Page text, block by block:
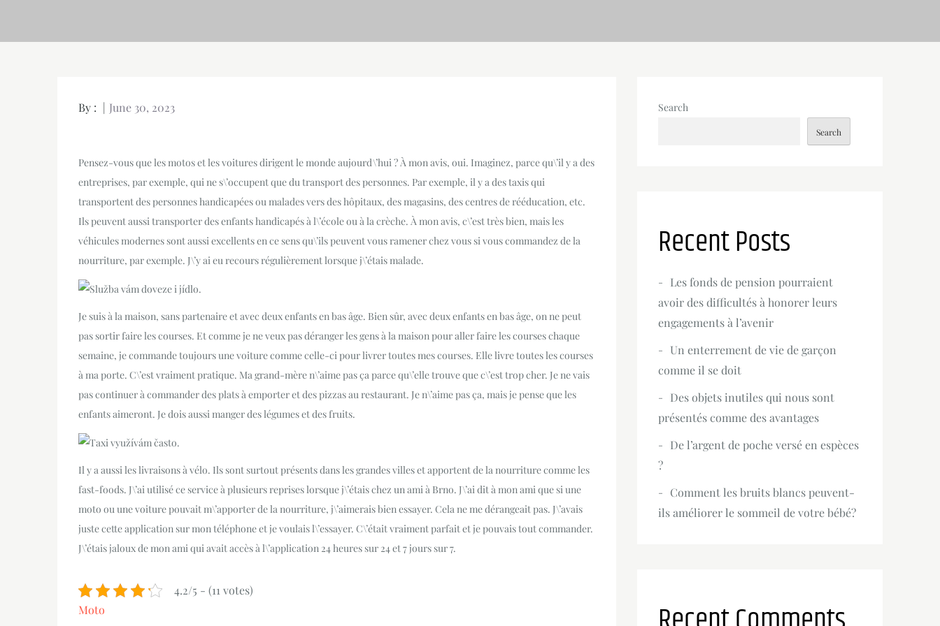
By : June 30, 2023
Pensez-vous que les motos et les voitures dirigent le monde aujourd\’hui ? À mon avis, oui. Imaginez, parce qu\’il y a des
entreprises, par exemple, qui ne s\’occupent que du transport des personnes. Par exemple, il y a des taxis qui
transportent des personnes handicapées ou malades vers des hôpitaux, des magasins, des centres de rééducation, etc.
Ils peuvent aussi transporter des enfants handicapés à l\’école ou à la crèche. À mon avis, c\’est très bien, mais les
véhicules modernes sont aussi excellents en ce sens qu\’ils peuvent vous ramener chez vous si vous commandez de la
nourriture, par exemple. J\’y ai eu recours régulièrement lorsque j\’étais malade.
Je suis à la maison, sans partenaire et avec deux enfants en bas âge. Bien sûr, avec deux enfants en bas âge, on ne peut
pas sortir faire les courses. Et comme je ne veux pas déranger les gens à la maison pour aller faire les courses chaque
semaine, je commande toujours une voiture comme celle-ci pour livrer toutes mes courses. Elle livre toutes les courses
à ma porte. C\’est vraiment pratique. Ma grand-mère n\’aime pas ça parce qu\’elle trouve que c\’est trop cher. Je ne vais
pas continuer à commander des plats à emporter et des pizzas au restaurant. Je n\’aime pas ça, mais je pense que les
enfants aimeront. Je dois aussi manger des légumes et des fruits.
Il y a aussi les livraisons à vélo. Ils sont surtout présents dans les grandes villes et apportent de la nourriture comme les
fast-foods. J\’ai utilisé ce service à plusieurs reprises lorsque j\’étais chez un ami à Brno. J\’ai dit à mon ami que si une
moto ou une voiture pouvait m\’apporter de la nourriture, j\’aimerais bien essayer. Cela ne me dérangeait pas. J\’avais
juste cette application sur mon téléphone et je voulais l\’essayer. C\’était vraiment parfait et je pouvais tout commander.
J\’étais jaloux de mon ami qui avait accès à l\’application 24 heures sur 24 et 7 jours sur 7.
4.2/5 - (11 votes)
Moto
Search
Search
Recent Posts
Les fonds de pension pourraient
avoir des difficultés à honorer leurs
engagements à l’avenir
Un enterrement de vie de garçon
comme il se doit
Des objets inutiles qui nous sont
présentés comme des avantages
De l’argent de poche versé en espèces
?
Comment les bruits blancs peuvent-
ils améliorer le sommeil de votre bébé?